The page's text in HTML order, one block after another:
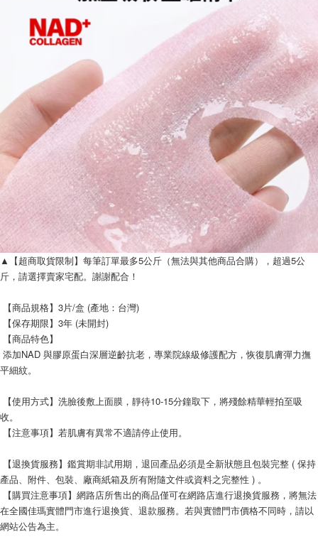
▲【超商取貨限制】每筆訂單最多5公斤（無法與其他商品合購），超過5公
斤，請選擇賣家宅配。謝謝配合！
【商品規格】3片/盒 (產地：台灣)
【保存期限】3年 (未開封)
【商品特色】
平細紋。
收。
【注意事項】若肌膚有異常不適請停止使用。
產品、附件、包裝、廠商紙箱及所有附隨文件或資料之完整性 ) 。
在全國佳瑪實體門市進行退換貨、退款服務。若與實體門市價格不同時，請以
網站公告為主。